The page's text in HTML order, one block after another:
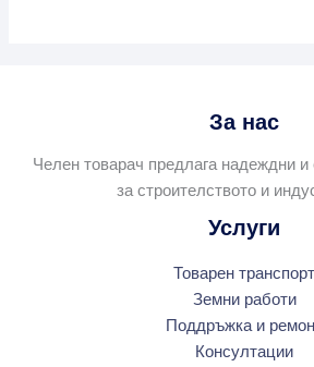
За нас
Челен товарач предлага надеждни
за строителството и
Услуги
Товарен транспорт
Земни работи
Поддръжка и
Консултации